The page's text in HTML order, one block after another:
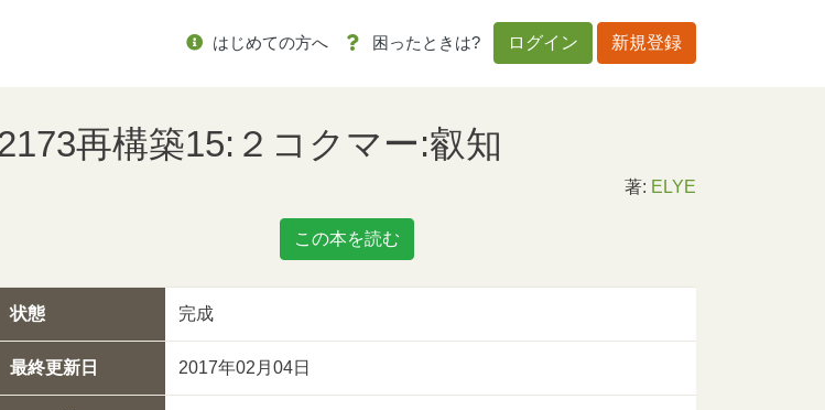
はじめての方へ 困ったときは? ログイン 新規登録
再構築15:２コクマー:叡知
著: ELYE
この本を読む
状態 完成
最終更新日 2017年02月04日